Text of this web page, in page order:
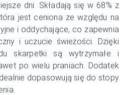
dni. Składają się w 68% z
jest ceniona ze względu na
i oddychające, co zapewnia
i uczucie świeżości. Dzięki
skarpetki są wytrzymałe i
po wielu praniach. Dodatek
dopasowują się do stopy